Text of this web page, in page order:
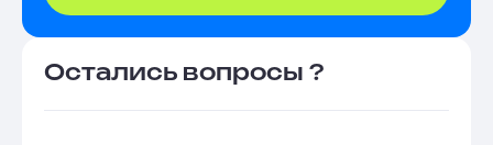
Остались вопросы ?